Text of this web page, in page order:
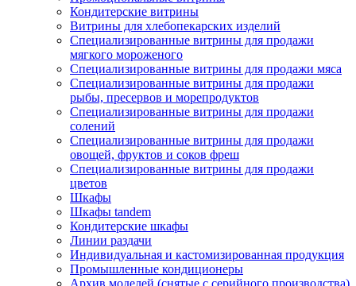
Кондитерские витрины
Витрины для хлебопекарских изделий
Специализированные витрины для продажи
мягкого мороженого
Специализированные витрины для продажи мяса
Специализированные витрины для продажи
рыбы, пресервов и морепродуктов
Специализированные витрины для продажи
солений
Специализированные витрины для продажи
овощей, фруктов и соков фреш
Специализированные витрины для продажи
цветов
Шкафы
Шкафы tandem
Кондитерские шкафы
Линии раздачи
Индивидуальная и кастомизированная продукция
Промышленные кондиционеры
Архив моделей (снятые с серийного производства)